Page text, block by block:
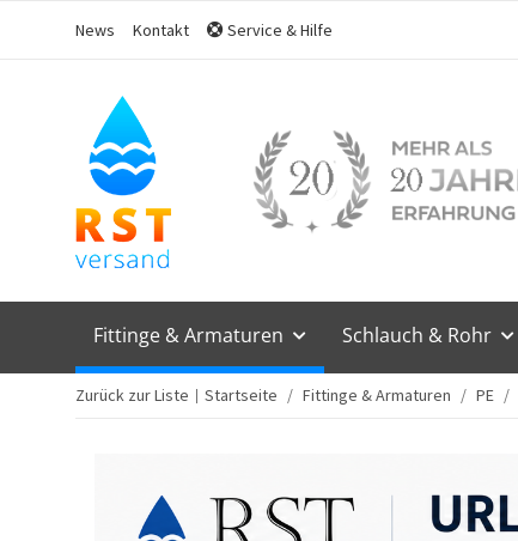
News Kontakt Service & Hilfe
Fittinge & Armaturen Schlauch & Rohr
Zurück zur Liste Startseite Fittinge & Armaturen PE